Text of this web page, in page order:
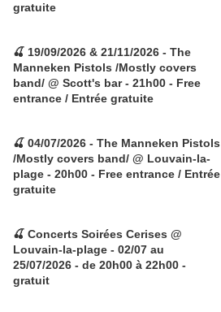
gratuite
🍒 19/09/2026 & 21/11/2026 - The
Manneken Pistols /Mostly covers
band/ @ Scott's bar - 21h00 - Free
entrance / Entrée gratuite
🍒 04/07/2026 - The Manneken Pistols
/Mostly covers band/ @ Louvain-la-
plage - 20h00 - Free entrance / Entrée
gratuite
🍒 Concerts Soirées Cerises @
Louvain-la-plage - 02/07 au
25/07/2026 - de 20h00 à 22h00 -
gratuit